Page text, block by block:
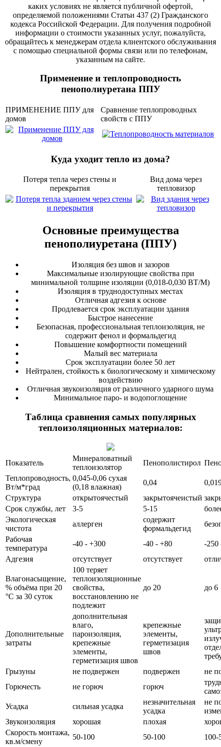
каких условиях не является публичной офертой,
определяемой положениями Статьи 437 (2) Гражданского
кодекса Российской Федерации. Для получения подробной
информации о стоимости указанных услуг, пожалуйста,
обращайтесь к менеджерам отдела клиентского обслуживания
с помощью специальной формы связи или по телефонам,
указанным на сайте.
Применение и теплопроводность
пенополиуретана ППУ
ПРИМЕНЕНИЕ ППУ для
домов
Сравнение теплопроводных
свойств с ППУ
Куда уходит тепло из дома?
Потеря тепла через стены и
перекрытия
Вид дома через
тепловизор
Основные преимущества
пенополиуретана (ППУ)
Изоляция без швов и зазоров
Максимальные изолирующие свойства при
минимальной толщине изоляции (0,018-0,030 ВТ/М)
Изоляция в труднодоступных местах
Отличная адгезия к основе
Продлевается срок эксплуатации здания
Быстрое нанесение
Безопасная, профессиональная теплоизоляция, не
содержит фенол и формальдегид
Повышение комфортности помещений
Малый вес материала
Срок эксплуатации более 50 лет
Нейтрален, стойкость к биологическому и химическому
воздействию
Отличная звукоизоляция от различного ударного шума
Минимальное паро- и водопоглощение
Таблица сравнения самых популярных
теплоизоляционных материалов:
Показатель
Минераловатный
теплоизолятор
Пенополистирол
Теплопроводность,
Вт/м*град
0,045-0,06 сухая
(0,18 влажная)
0,04
Структура
открытоячестый закрытоячеистый
Срок службы, лет
3-5 5-15
Экологическая
чистота
аллерген
содержит
формальдегид
Рабочая
температура
-40 - +300 -40 - +80
-250
Адгезия
отсутствует отсутствует
Влагонасыщение,
% объёма при 20
°С за 30 суток
100 теряет
теплоизоляционные
свойства,
восстановлению не
подлежит
до 20 до 6
Дополнительные
затраты
дополнительная
влаго,
пароизоляция,
крепежные
элементы,
герметизация швов
крепежные
элементы,
герметизация
швов
Грызуны
не подвержен подвержен
не
Горючесть
не горюч горюч
Усадка
сильная усадка
незначительная
усадка
не
Звукоизоляция
хорошая плохая
Скорость монтажа,
кв.м/смену
50-100 50-100
100-